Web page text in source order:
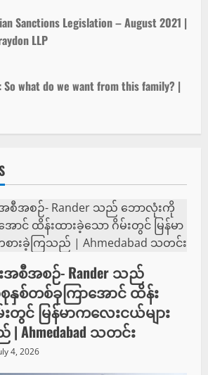
Sanctions Legislation – August 2021 |
LLP
So what do we want from this family? |
စီအစဉ်- Rander သည်
နှစ်တစ်ခုကြာအောင် ထိန်း
တွင် မြန်မာကလေးငယ်များ
Ahmedabad သတင်း
4, 2026